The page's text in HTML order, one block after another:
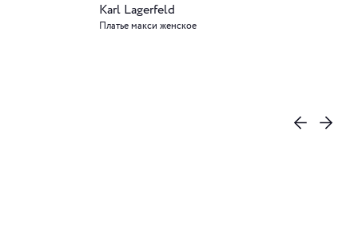
Karl Lagerfeld
Платье макси женское